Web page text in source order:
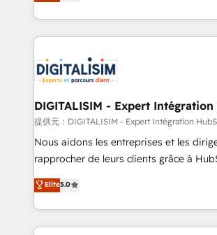
TCO. As a trusted extension of your team, we
business up for long-term success.
business. If not now, when?
ecosystem for a reason. Their team
decade of experience to the table,
for driving growth. They are committed
our customers grow and finding
their unique business needs. We are
Blue Frog in the HubSpot ecosystem
way for customers!" - Yamini Rangan, CEO of
HubSpot “Our experience with the team at Blue Frog
of experience and quality of skilled
them a trusted reputation within the
DIGITALISIM - Expert
提供元：DIGITALISIM - Expert Intégration
Nous aidons les entreprises et les
rapprocher de leurs clients grâce à
DIGITALISIM, nous avons l'intime
réussite des entreprises passe par
le marketing digital, et la relation client
pourquoi, nos experts sont à la fois
Elite5.0